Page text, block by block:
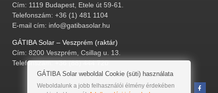
Cím: 1119 Budapest, Etele út 59-61.
Telefonszám: +36 (1) 481 1104
E-mail cím: info@gatibasolar.hu
GÁTIBA Solar – Veszprém (raktár)
Cím: 8200 Veszprém, Csillag u. 13.
Telefonszám: +36 (88) 444 720
GÁTIBA Solar weboldal Cookie (süti) használata
Weboldalunk a jobb felhasználói élmény érdekében